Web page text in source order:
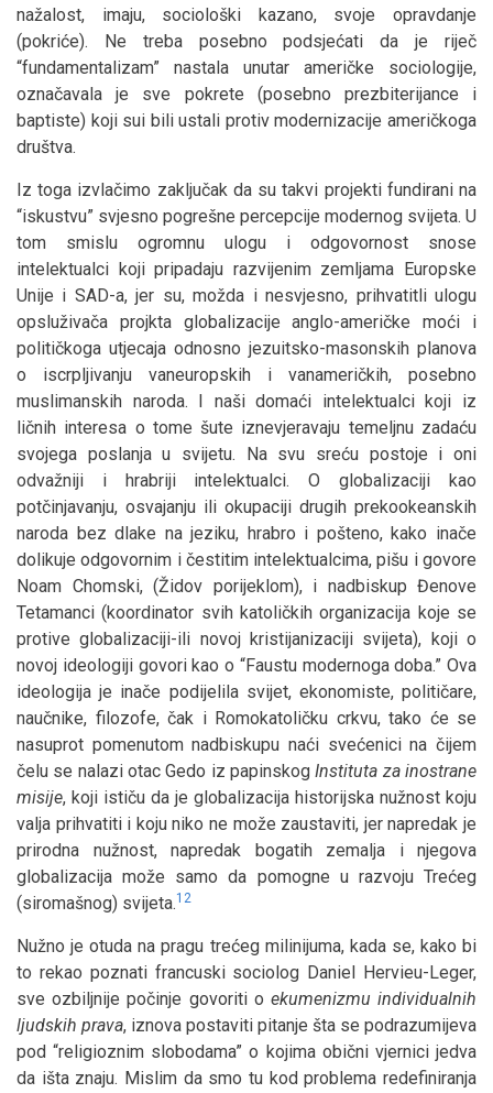
nažalost, imaju, sociološki kazano, svoje opravdanje
(pokriće). Ne treba posebno podsjećati da je riječ
“fundamentalizam” nastala unutar američke sociologije,
označavala je sve pokrete (posebno prezbiterijance i
baptiste) koji sui bili ustali protiv modernizacije američkoga
društva.
Iz toga izvlačimo zaključak da su takvi projekti fundirani na
“iskustvu” svjesno pogrešne percepcije modernog svijeta. U
tom smislu ogromnu ulogu i odgovornost snose
intelektualci koji pripadaju razvijenim zemljama Europske
Unije i SAD-a, jer su, možda i nesvjesno, prihvatitli ulogu
opsluživača projkta globalizacije anglo-američke moći i
političkoga utjecaja odnosno jezuitsko-masonskih planova
o iscrpljivanju vaneuropskih i vanameričkih, posebno
muslimanskih naroda. I naši domaći intelektualci koji iz
ličnih interesa o tome šute iznevjeravaju temeljnu zadaću
svojega poslanja u svijetu. Na svu sreću postoje i oni
odvažniji i hrabriji intelektualci. O globalizaciji kao
potčinjavanju, osvajanju ili okupaciji drugih prekookeanskih
naroda bez dlake na jeziku, hrabro i pošteno, kako inače
dolikuje odgovornim i čestitim intelektualcima, pišu i govore
Noam Chomski, (Židov porijeklom), i nadbiskup Đenove
Tetamanci (koordinator svih katoličkih organizacija koje se
protive globalizaciji-ili novoj kristijanizaciji svijeta), koji o
novoj ideologiji govori kao o “Faustu modernoga doba.” Ova
ideologija je inače podijelila svijet, ekonomiste, političare,
naučnike, filozofe, čak i Romokatoličku crkvu, tako će se
nasuprot pomenutom nadbiskupu naći svećenici na čijem
čelu se nalazi otac Gedo iz papinskogInstituta za inostrane
misije, koji ističu da je globalizacija historijska nužnost koju
valja prihvatiti i koju niko ne može zaustaviti, jer napredak je
prirodna nužnost, napredak bogatih zemalja i njegova
globalizacija može samo da pomogne u razvoju Trećeg
(siromašnog) svijeta.12
Nužno je otuda na pragu trećeg milinijuma, kada se, kako bi
to rekao poznati francuski sociolog Daniel Hervieu-Leger,
sve ozbiljnije počinje govoriti o ekumenizmu individualnih
ljudskih prava, iznova postaviti pitanje šta se podrazumijeva
pod “religioznim slobodama” o kojima obični vjernici jedva
da išta znaju. Mislim da smo tu kod problema redefiniranja